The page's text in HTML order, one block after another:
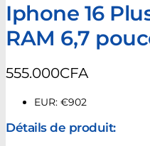
Iphone 16
RAM 6,7
555.000CFA
EUR: €902
Détails de produit: